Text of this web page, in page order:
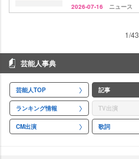
2026-07-16 ニュース
1/43
芸能人事典
芸能人TOP 記事
ランキング情報 TV出演
CM出演 歌詞